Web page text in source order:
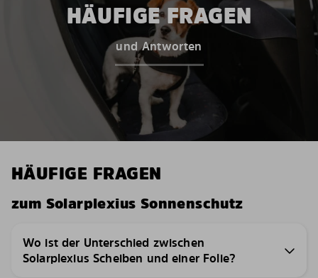
HÄUFIGE FRAGEN
und Antworten
HÄUFIGE FRAGEN
zum Solarplexius Sonnenschutz
Wo ist der Unterschied zwischen
Solarplexius Scheiben und einer Folie?